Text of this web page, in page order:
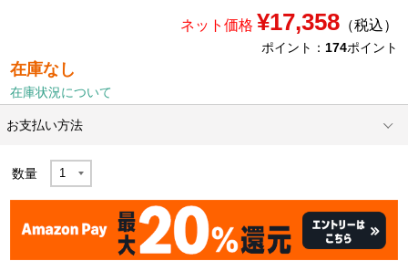
ネット価格 ¥17,358（税込）
ポイント： 174ポイント
在庫なし
在庫状況について
お支払い方法
数量